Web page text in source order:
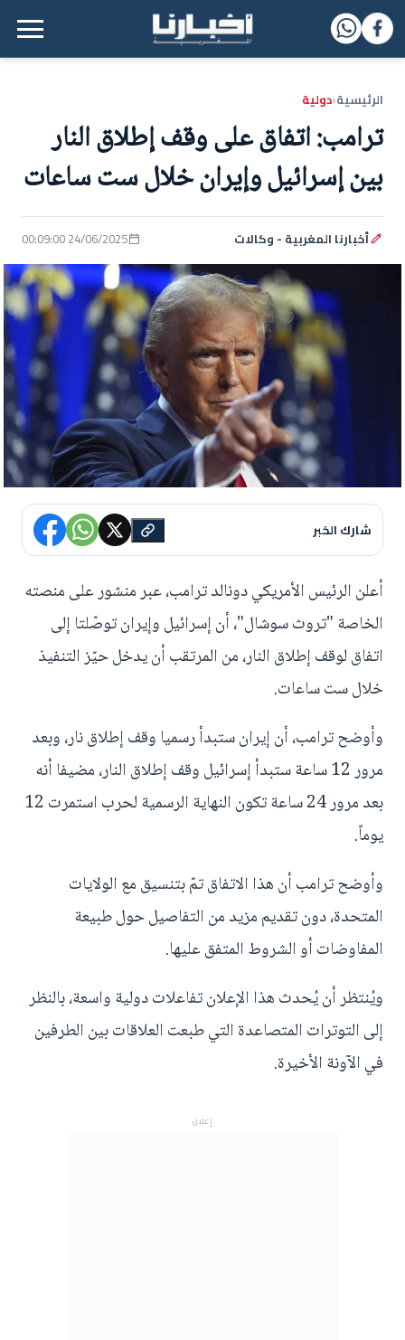
القائمة الرئيسية
الرئيسية‹دولية
ترامب: اتفاق على وقف إطلاق النار
بين إسرائيل وإيران خلال ست ساعات
أخبارنا المغربية - وكالات 24/06/2025 00:09:00
شارك الخبر
أعلن الرئيس الأمريكي دونالد ترامب، عبر منشور على منصته
الخاصة "تروث سوشال"، أن إسرائيل وإيران توصّلتا إلى
اتفاق لوقف إطلاق النار، من المرتقب أن يدخل حيّز التنفيذ
خلال ست ساعات.
وأوضح ترامب، أن إيران ستبدأ رسميا وقف إطلاق نار، وبعد
مرور 12 ساعة ستبدأ إسرائيل وقف إطلاق النار، مضيفا أنه
بعد مرور 24 ساعة تكون النهاية الرسمية لحرب استمرت 12
يوماً.
وأوضح ترامب أن هذا الاتفاق تمّ بتنسيق مع الولايات
المتحدة، دون تقديم مزيد من التفاصيل حول طبيعة
المفاوضات أو الشروط المتفق عليها.
ويُنتظر أن يُحدث هذا الإعلان تفاعلات دولية واسعة، بالنظر
إلى التوترات المتصاعدة التي طبعت العلاقات بين الطرفين
في الآونة الأخيرة.
إعلان